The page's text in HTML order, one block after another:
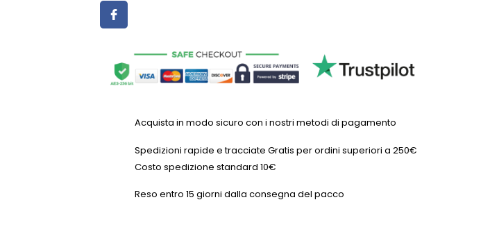
Acquista in modo sicuro con i nostri metodi di pagamento
Spedizioni rapide e tracciate Gratis per ordini superiori a 250€
Costo spedizione standard 10€
Reso entro 15 giorni dalla consegna del pacco